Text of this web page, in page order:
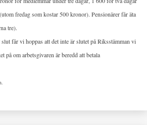
fredag som kostar 500 kronor). Pensionärer får äta
tre).
får vi hoppas att det inte är slutet på Riksstämman vi
på om arbetsgivaren är beredd att betala